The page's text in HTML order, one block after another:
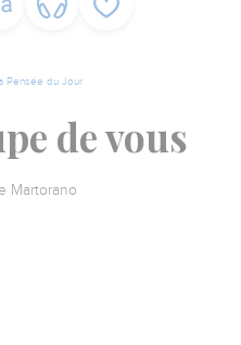
Pensée du Jour
de vous
Martorano